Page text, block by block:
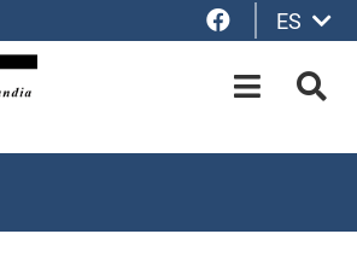
Facebook
ES
OPEN-